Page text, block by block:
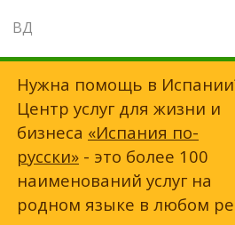
ВД
Нужна помощь в
Центр услуг для жизни и
бизнеса «Испания по-
русски» - это более 100
наименований услуг на
родном языке в любом